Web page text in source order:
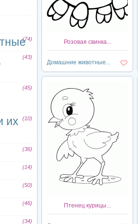
(74)
(43)
(45)
их
(10)
(36)
(14)
(50)
(46)
(34)
Розовая свинка...
Домашние животные...
Птенец курицы...